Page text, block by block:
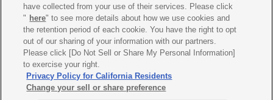
スクール
イベントスケジュール
営業案内・アクセス
レースオフィシャル
プレス申請
have collected from your use of their services. Please click
" here" to see more details about how we use cookies and
the retention period of each cookie. You have the right to opt
out of our sharing of your information with our partners.
Please click [Do Not Sell or Share My Personal Information]
to exercise your right.
Privacy Policy for California Residents
Change your sell or share preference